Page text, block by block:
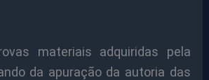
materiais adquiridas pela
da apuração da autoria das